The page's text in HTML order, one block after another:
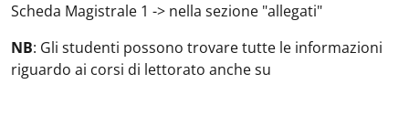
Scheda Magistrale 1 -> nella sezione "allegati"
NB: Gli studenti possono trovare tutte le informazioni
riguardo ai corsi di lettorato anche su